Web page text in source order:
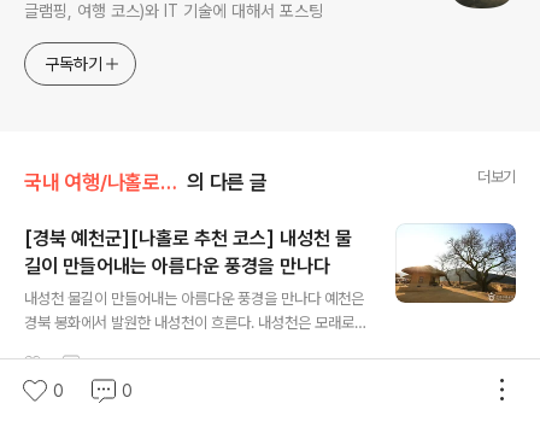
글램핑, 여행 코스)와 IT 기술에 대해서 포스팅
구독하기
국내 여행/나홀로 추천 코스 의 다른 글 더보기
[경북 예천군][나홀로 추천 코스] 내성천 물
길이 만들어내는 아름다운 풍경을 만나다
내성천 물길이 만들어내는 아름다운 풍경을 만나다 예천은
경북 봉화에서 발원한 내성천이 흐른다. 내성천은 모래로
낙동강이라는 이름으로 흐른다. 삼강주막은 예로부터 삼강
0 0